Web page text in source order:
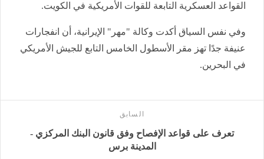
القواعد العسكرية التابعة للقوات الأمريكية في الكويت.
وفي نفس السياق أكدت وكالة "مهر" الإيرانية، أن انفجارات
عنيفة جدًا تهز مقر الأسطول الخامس التابع للجيش الأمريكي
في البحرين.
السابق
تعرف على قواعد الإفصاح وفق قانون البنك المركزي -
المدينة برس